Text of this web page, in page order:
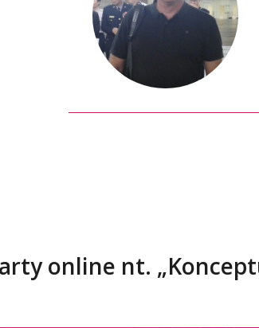
online nt.